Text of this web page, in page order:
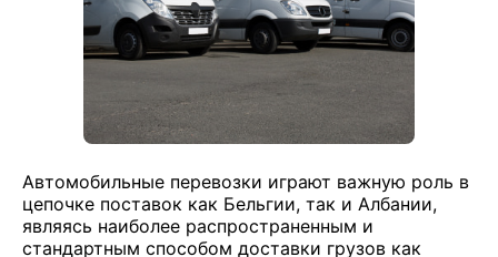
Автомобильные перевозки играют важную роль в
цепочке поставок как Бельгии, так и Албании,
являясь наиболее распространенным и
стандартным способом доставки грузов как